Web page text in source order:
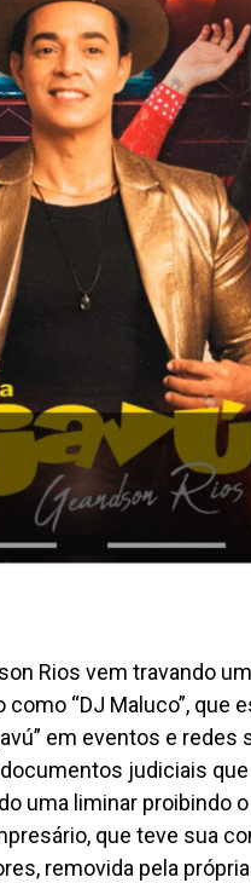
Rios vem travando
“DJ Maluco”, que
em eventos e redes
judiciais
uma liminar proibindo
que teve sua
removida pela